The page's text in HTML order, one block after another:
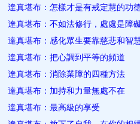
達真堪布：怎樣才是有戒定慧的功
達真堪布：不如法修行，處處是障
達真堪布：感化眾生要靠慈悲和智
達真堪布：把心調到平等的頻道
達真堪布：消除業障的四種方法
達真堪布：加持和力量無處不在
達真堪布：最高級的享受